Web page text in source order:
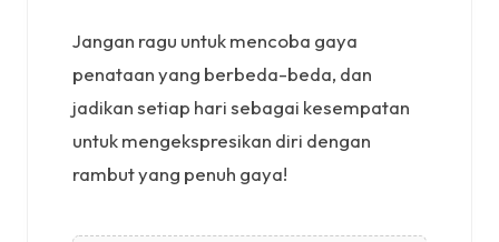
Jangan ragu untuk mencoba gaya
penataan yang berbeda-beda, dan
jadikan setiap hari sebagai kesempatan
untuk mengekspresikan diri dengan
rambut yang penuh gaya!